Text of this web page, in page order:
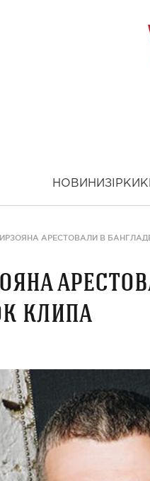
НОВИНИ ЗІРКИ
АРЕСТОВАЛИ В
клипа